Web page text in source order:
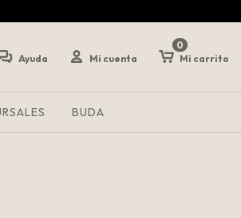
Ayuda Mi cuenta Mi carrito
0
BUDA